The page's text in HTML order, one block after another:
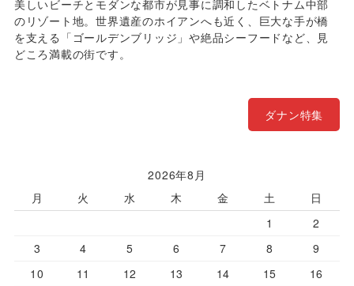
美しいビーチとモダンな都市が見事に調和したベトナム中部
のリゾート地。世界遺産のホイアンへも近く、巨大な手が橋
を支える「ゴールデンブリッジ」や絶品シーフードなど、見
どころ満載の街です。
ダナン特集
2026年8月
月
火 水 木 金 土
日
1
2
3
4 5 6 7 8
9
10
11 12 13 14 15
16